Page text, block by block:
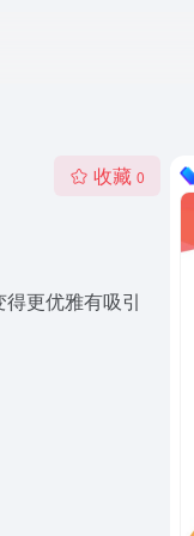
收藏 0
更优雅有吸引